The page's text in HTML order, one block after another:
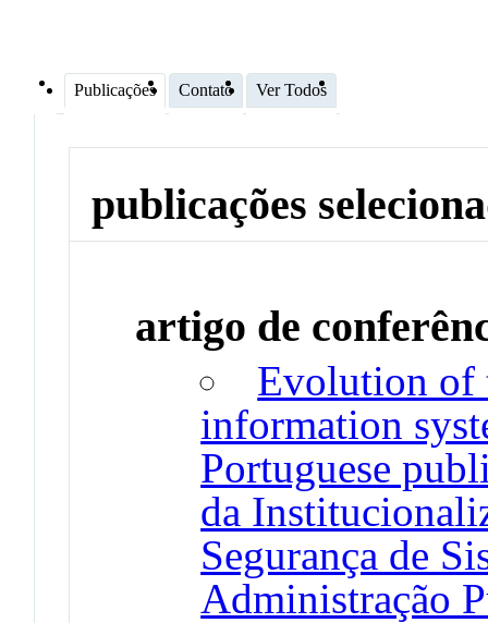
Publicações Contato Ver Todos
publicações
artigo de
Evolution of
information
Portuguese
da
Segurança de
Administração